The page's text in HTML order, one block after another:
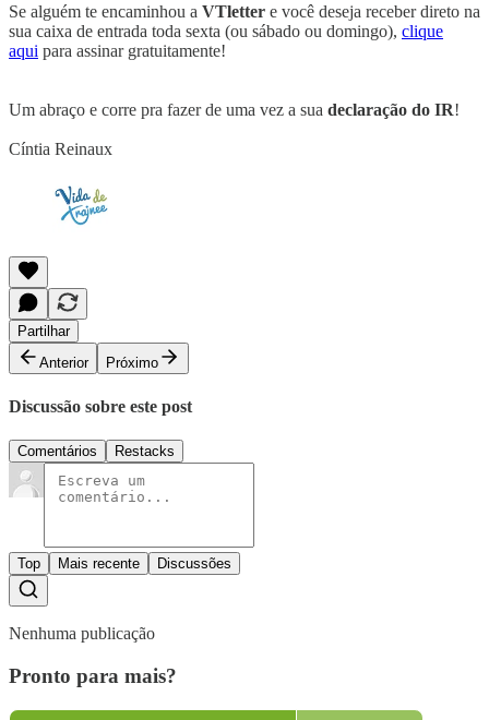
Se alguém te encaminhou a VTletter e você deseja receber direto na
sua caixa de entrada toda sexta (ou sábado ou domingo), clique
aqui para assinar gratuitamente!
Um abraço e corre pra fazer de uma vez a sua declaração do IR!
Cíntia Reinaux
Partilhar
Anterior
Próximo
Discussão sobre este post
Comentários Restacks
Top Mais recente Discussões
Nenhuma publicação
Pronto para mais?